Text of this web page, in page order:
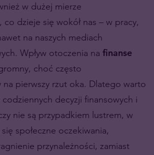
w dużej mierze
dzieje się wokół nas – w pracy,
na naszych mediach
Wpływ otoczenia na finanse
choć często
pierwszy rzut oka. Dlatego warto
codziennych decyzji finansowych i
nie są przypadkiem lustrem, w
społeczne oczekiwania,
przynależności, zamiast